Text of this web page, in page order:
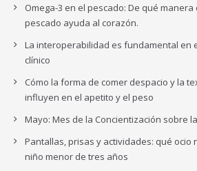
Omega-3 en el pescado: De qué manera
pescado ayuda al corazón.
La interoperabilidad es fundamental en
clínico
Cómo la forma de comer despacio y la
influyen en el apetito y el peso
Mayo: Mes de la Concientización sobre
Pantallas, prisas y actividades: qué ocio
niño menor de tres años